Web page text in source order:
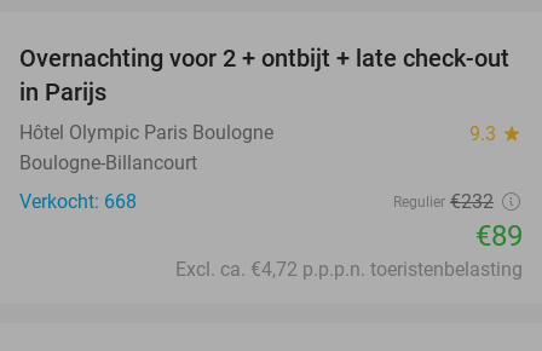
62%
Overnachting voor 2 + ontbijt + late check-out
in Parijs
Hôtel Olympic Paris Boulogne 9.3 star
Boulogne-Billancourt
Verkocht: 668
Regulier €232
€89
Excl. ca. €4,72 p.p.p.n. toeristenbelasting